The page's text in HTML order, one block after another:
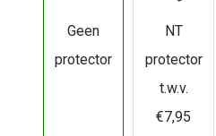
Geen
protector
NT
protector
t.w.v.
€7,95